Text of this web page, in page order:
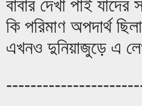
বাবার দেখা পাই
কি পরিমাণ অপদার্থ
এখনও দুনিয়াজুড়ে এ